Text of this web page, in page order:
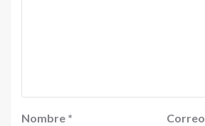
Nombre *
Correo